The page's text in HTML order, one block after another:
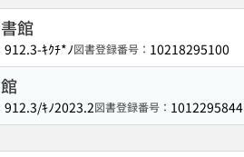
館
912.3-ｷｸﾁ*ﾉ図書登録番号： 10218295100
912.3/ｷﾉ2023.2図書登録番号： 1012295844